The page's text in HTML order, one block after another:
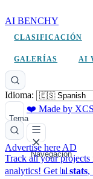
AI BENCHY
CLASIFICACIÓN
GALERÍAS AI
Idioma:
Tema
❤️ Made by XCS
Navegación
Advertise here AD
Track all your projects
analytics! Get 📊 stats,